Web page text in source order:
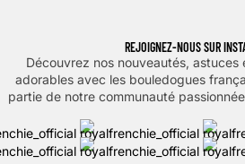
REJOIGNEZ-NOUS SUR
Découvrez nos nouveautés, astuces
adorables avec les bouledogues
partie de notre communauté